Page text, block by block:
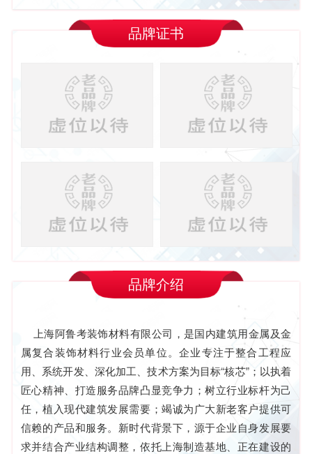
品牌证书
品牌介绍
上海阿鲁考装饰材料有限公司，是国内建筑用金属及金
属复合装饰材料行业会员单位。企业专注于整合工程应
用、系统开发、深化加工、技术方案为目标“核芯”；以执着
匠心精神、打造服务品牌凸显竞争力；树立行业标杆为己
任，植入现代建筑发展需要；竭诚为广大新老客户提供可
信赖的产品和服务。新时代背景下，源于企业自身发展要
求并结合产业结构调整，依托上海制造基地、正在建设的